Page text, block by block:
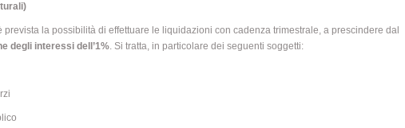
la possibilità di effettuare le liquidazioni con cadenza trimestrale, a prescindere dal
degli interessi dell’1%. Si tratta, in particolare dei seguenti soggetti: